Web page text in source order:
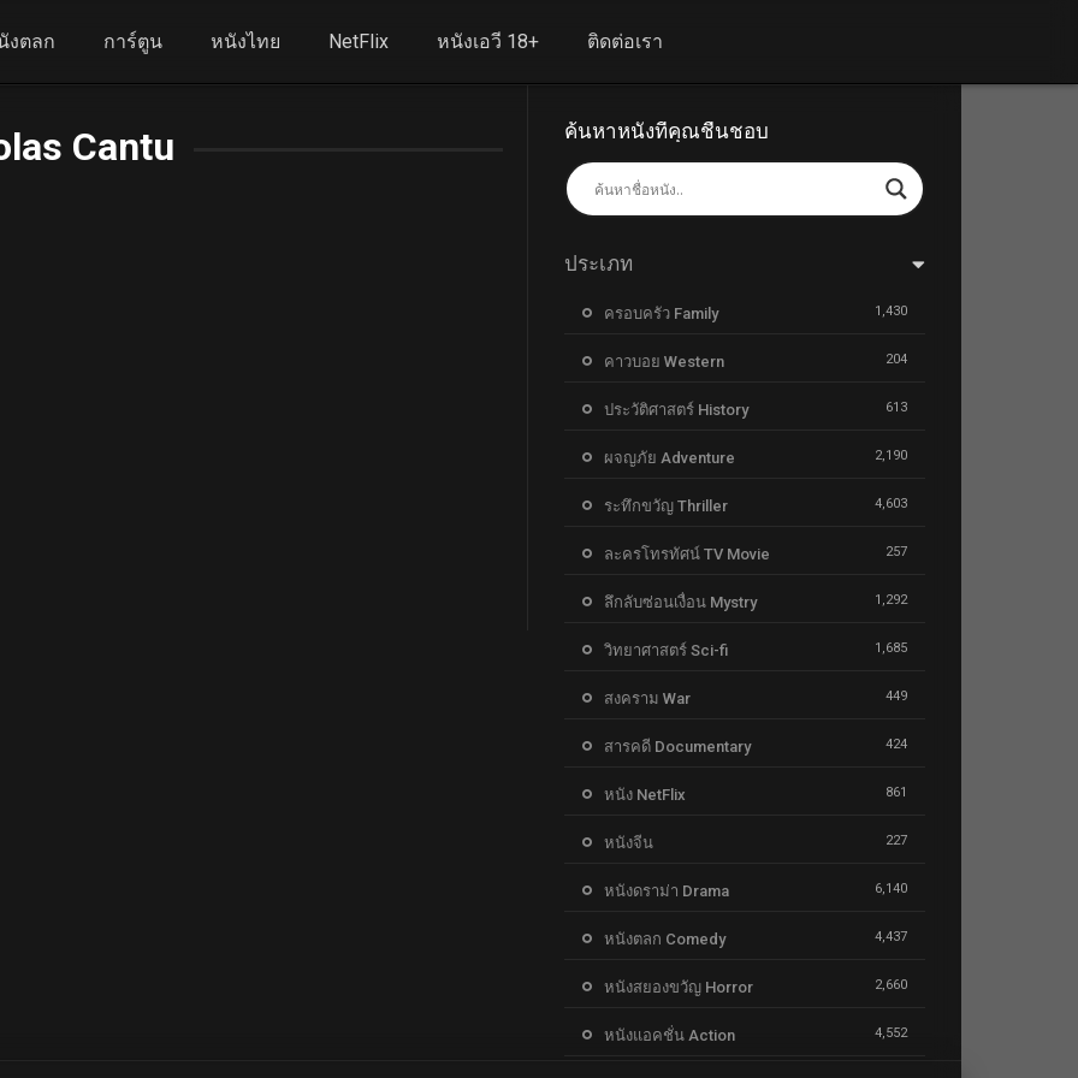
งตลก การ์ตูน หนังไทย NetFlix หนังเอวี 18+ ติดต่อเรา
Cantu ค้นหาหนังที่คุณชื่นชอบ
ประเภท
ครอบครัว Family 1,430
คาวบอย Western 204
ประวัติศาสตร์ History 613
ผจญภัย Adventure 2,190
ระทึกขวัญ Thriller 4,603
ละครโทรทัศน์ TV Movie 257
ลึกลับซ่อนเงื่อน Mystry 1,292
วิทยาศาสตร์ Sci-fi 1,685
สงคราม War 449
สารคดี Documentary 424
หนัง NetFlix 861
หนังจีน 227
หนังดราม่า Drama 6,140
หนังตลก Comedy 4,437
หนังสยองขวัญ Horror 2,660
หนังแอคชั่น Action 4,552